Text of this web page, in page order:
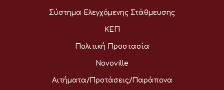
Σύστημα Ελεγχόμενης Στάθμευσης
ΚΕΠ
Πολιτική Προστασία
Novoville
Αιτήματα/Προτάσεις/Παράπονα